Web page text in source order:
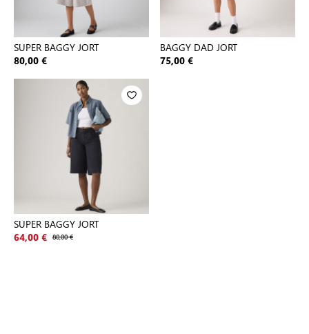
SUPER BAGGY JORT
80,00 €
BAGGY DAD JORT
75,00 €
SUPER BAGGY JORT
64,00 € 80,00 €